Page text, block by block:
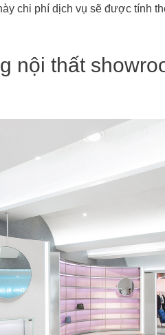
chi phí dịch vụ sẽ được tính
nội thất